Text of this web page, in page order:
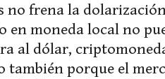
no frena la
en moneda local no
al dólar,
también porque el